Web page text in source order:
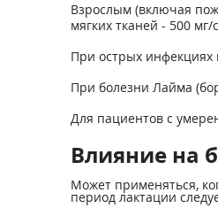
Взрослым (включая
мягких тканей - 500
При острых инфекциях
При болезни Лайма
Для пациентов с
Влияние на
Может применяться,
период лактации